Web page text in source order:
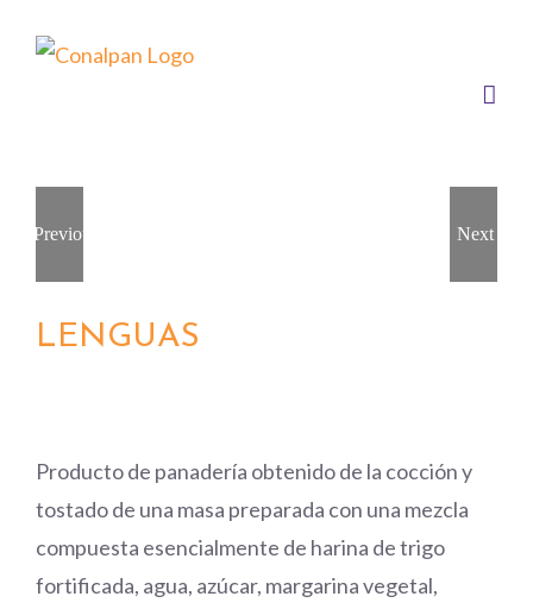
Previous Next
LENGUAS
Producto de panadería obtenido de la cocción y
tostado de una masa preparada con una mezcla
compuesta esencialmente de harina de trigo
fortificada, agua, azúcar, margarina vegetal,